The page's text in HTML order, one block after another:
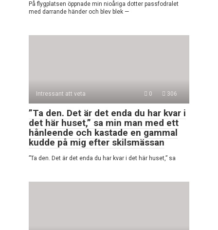
På flygplatsen öppnade min nioåriga dotter passfodralet
med darrande händer och blev blek —
Intressant att veta 0 306
”Ta den. Det är det enda du har kvar i
det här huset,” sa min man med ett
hånleende och kastade en gammal
kudde på mig efter skilsmässan
”Ta den. Det är det enda du har kvar i det här huset,” sa